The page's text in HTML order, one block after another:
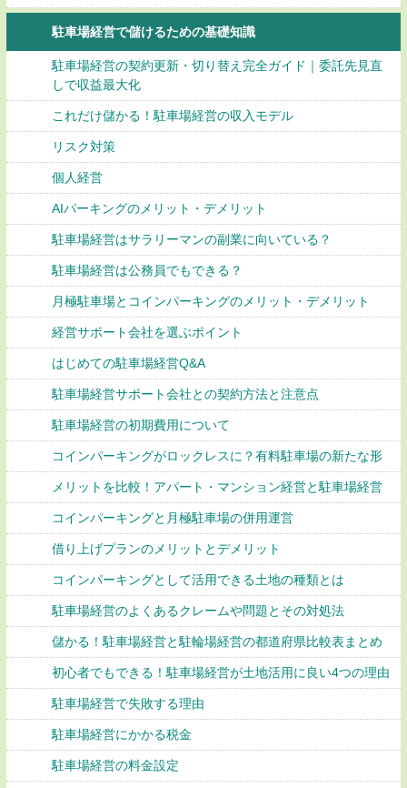
駐車場経営で儲けるための基礎知識
駐車場経営の契約更新・切り替え完全ガイド｜委託先見直
しで収益最大化
これだけ儲かる！駐車場経営の収入モデル
リスク対策
個人経営
AIパーキングのメリット・デメリット
駐車場経営はサラリーマンの副業に向いている？
駐車場経営は公務員でもできる？
月極駐車場とコインパーキングのメリット・デメリット
経営サポート会社を選ぶポイント
はじめての駐車場経営Q&A
駐車場経営サポート会社との契約方法と注意点
駐車場経営の初期費用について
コインパーキングがロックレスに？有料駐車場の新たな形
メリットを比較！アパート・マンション経営と駐車場経営
コインパーキングと月極駐車場の併用運営
借り上げプランのメリットとデメリット
コインパーキングとして活用できる土地の種類とは
駐車場経営のよくあるクレームや問題とその対処法
儲かる！駐車場経営と駐輪場経営の都道府県比較表まとめ
初心者でもできる！駐車場経営が土地活用に良い4つの理由
駐車場経営で失敗する理由
駐車場経営にかかる税金
駐車場経営の料金設定